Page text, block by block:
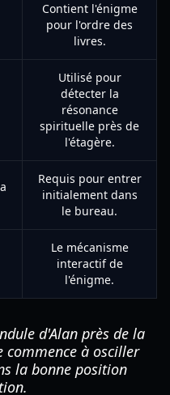
Contient l'énigme
pour l'ordre des
livres.
Utilisé pour
détecter la
résonance
spirituelle près de
l'étagère.
Requis pour entrer
initialement dans
le bureau.
Le mécanisme
interactif de
l'énigme.
d'Alan près de la
commence à osciller
la bonne position